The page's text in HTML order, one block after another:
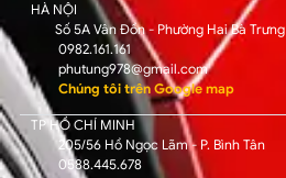
HÀ NỘI
Số 5A Vân Đồn - Phường Hai Bà Trưng
0982.161.161
phutung978@gmail.com
Chúng tôi trên Google map
TP HỒ CHÍ MINH
205/56 Hồ Ngọc Lãm - P. Bình Tân
0588.445.678